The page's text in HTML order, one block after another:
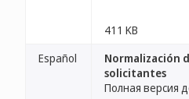
411 KB
Español
Normalización
solicitantes
Полная версия